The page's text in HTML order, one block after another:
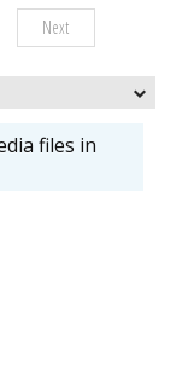
Next
files in